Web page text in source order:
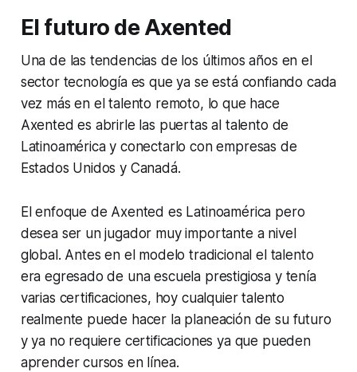
El futuro de Axented
Una de las tendencias de los últimos años en el
sector tecnología es que ya se está confiando cada
vez más en el talento remoto, lo que hace
Axented es abrirle las puertas al talento de
Latinoamérica y conectarlo con empresas de
Estados Unidos y Canadá.
El enfoque de Axented es Latinoamérica pero
desea ser un jugador muy importante a nivel
global. Antes en el modelo tradicional el talento
era egresado de una escuela prestigiosa y tenía
varias certificaciones, hoy cualquier talento
realmente puede hacer la planeación de su futuro
y ya no requiere certificaciones ya que pueden
aprender cursos en línea.